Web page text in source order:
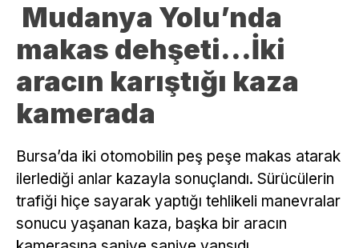
Mudanya Yolu’nda
makas dehşeti…İki
aracın karıştığı kaza
kamerada
Bursa’da iki otomobilin peş peşe makas atarak
ilerlediği anlar kazayla sonuçlandı. Sürücülerin
trafiği hiçe sayarak yaptığı tehlikeli manevralar
sonucu yaşanan kaza, başka bir aracın